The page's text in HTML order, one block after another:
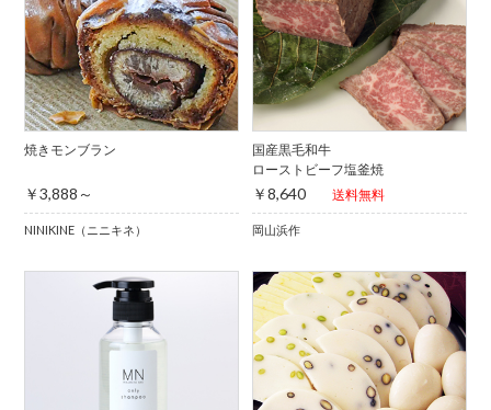
焼きモンブラン
￥3,888～
NINIKINE（ニニキネ）
国産黒毛和牛
ローストビーフ塩釜焼
￥8,640 送料無料
岡山浜作